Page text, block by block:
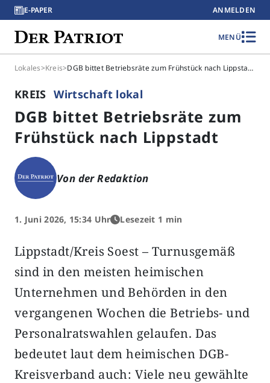
E-PAPER ANMELDEN
MENÜ
Lokales>Kreis> DGB bittet Betriebsräte zum Frühstück nach Lippstadt
KREIS Wirtschaft lokal
DGB bittet Betriebsräte zum
Frühstück nach Lippstadt
Von der Redaktion
1. Juni 2026, 15:34 Uhr Lesezeit 1 min
Lippstadt/Kreis Soest – Turnusgemäß
sind in den meisten heimischen
Unternehmen und Behörden in den
vergangenen Wochen die Betriebs- und
Personalratswahlen gelaufen. Das
bedeutet laut dem heimischen DGB-
Kreisverband auch: Viele neu gewählte